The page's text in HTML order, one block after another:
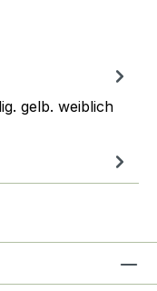
gelb. weiblich